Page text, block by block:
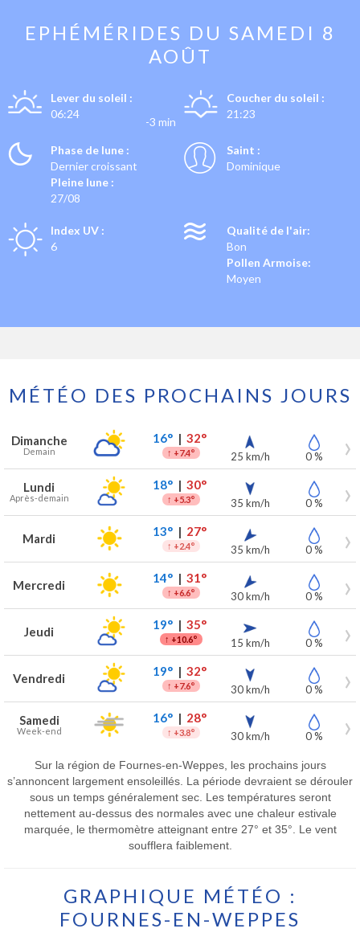
EPHÉMÉRIDES DU SAMEDI 8
AOÛT
Lever du soleil :
06:24
-3 min
Coucher du soleil :
21:23
Phase de lune :
Dernier croissant
Pleine lune :
27/08
Saint :
Dominique
Index UV :
6
Qualité de l'air:
Bon
Pollen Armoise:
Moyen
MÉTÉO DES PROCHAINS JOURS
Prévisions météo à Fournes-en-Weppes pour les 7 prochains jours
Jour Météo Températures Vent Précipitations
Dimanche
Demain
16°| 32°
↑ +7.4° 25 km/h 0 %
Lundi
Après-demain
18°| 30°
↑ +5.3° 35 km/h 0 %
Mardi 13°| 27°
↑ +2.4° 35 km/h 0 %
Mercredi 14°| 31°
↑ +6.6° 30 km/h 0 %
Jeudi 19°| 35°
↑ +10.6° 15 km/h 0 %
Vendredi 19°| 32°
↑ +7.6° 30 km/h 0 %
Samedi
Week-end
16°| 28°
↑ +3.8° 30 km/h 0 %
Sur la région de Fournes-en-Weppes, les prochains jours
s’annoncent largement ensoleillés. La période devraient se dérouler
sous un temps généralement sec. Les températures seront
nettement au-dessus des normales avec une chaleur estivale
marquée, le thermomètre atteignant entre 27° et 35°. Le vent
soufflera faiblement.
GRAPHIQUE MÉTÉO :
FOURNES-EN-WEPPES